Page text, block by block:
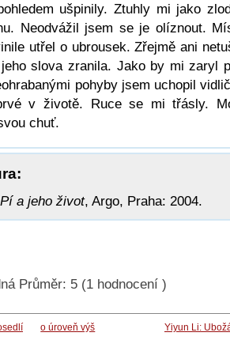
ušpinily. Ztuhly mi jako
Neodvážil jsem se je olíznout.
utřel o ubrousek. Zřejmě ani
slova zranila. Jako by mi zaryl
pohyby jsem uchopil
v životě. Ruce se mi třásly.
chuť.
Pí a jeho život, Argo, Praha: 2004.
Průměr: 5 (1 hodnocení )
o úroveň výš Yiyun Li: